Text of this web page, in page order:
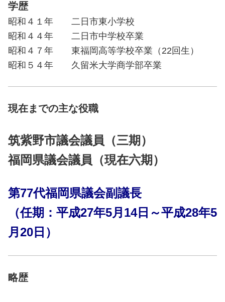
学歴
昭和４１年 二日市東小学校
昭和４４年 二日市中学校卒業
昭和４７年 東福岡高等学校卒業（22回生）
昭和５４年 久留米大学商学部卒業
現在までの主な役職
筑紫野市議会議員（三期）
福岡県議会議員（現在六期）
第77代福岡県議会副議長
（任期：平成27年5月14日～平成28年5
月20日）
略歴